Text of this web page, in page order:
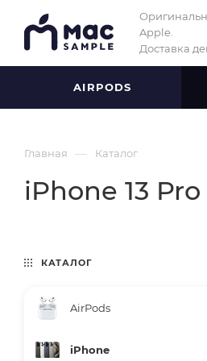
Apple.
Доставка
AIRPODS
Главная — Каталог
iPhone 13 Pro
КАТАЛОГ
AirPods
iPhone